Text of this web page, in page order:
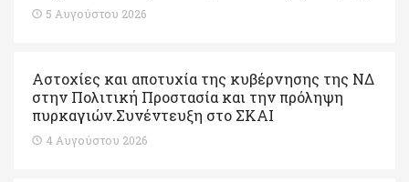
5 Αυγούστου 2026
Αστοχίες και αποτυχία της κυβέρνησης της ΝΔ
στην Πολιτική Προστασία και την πρόληψη
πυρκαγιών.Συνέντευξη στο ΣΚΑΙ
4 Αυγούστου 2026